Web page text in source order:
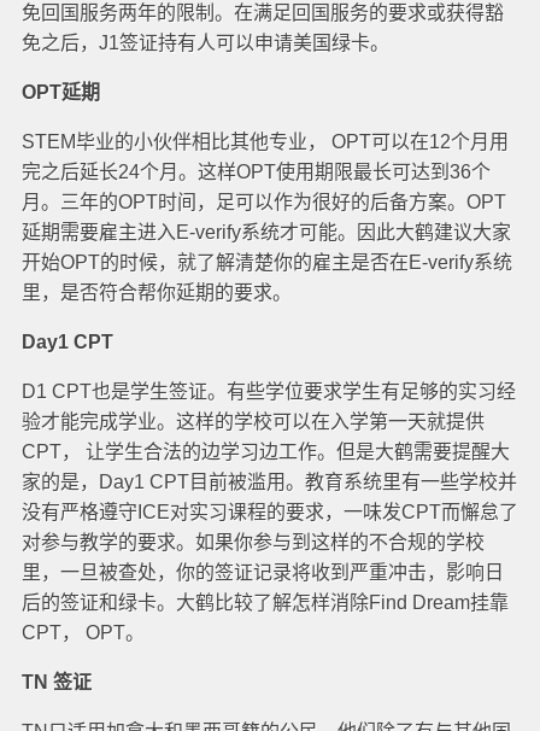
免回国服务两年的限制。在满足回国服务的要求或获得豁
免之后，J1签证持有人可以申请美国绿卡。
OPT延期
STEM毕业的小伙伴相比其他专业， OPT可以在12个月用
完之后延长24个月。这样OPT使用期限最长可达到36个
月。三年的OPT时间，足可以作为很好的后备方案。OPT
延期需要雇主进入E-verify系统才可能。因此大鹤建议大家
开始OPT的时候，就了解清楚你的雇主是否在E-verify系统
里，是否符合帮你延期的要求。
Day1 CPT
D1 CPT也是学生签证。有些学位要求学生有足够的实习经
验才能完成学业。这样的学校可以在入学第一天就提供
CPT， 让学生合法的边学习边工作。但是大鹤需要提醒大
家的是，Day1 CPT目前被滥用。教育系统里有一些学校并
没有严格遵守ICE对实习课程的要求，一味发CPT而懈怠了
对参与教学的要求。如果你参与到这样的不合规的学校
里，一旦被查处，你的签证记录将收到严重冲击，影响日
后的签证和绿卡。大鹤比较了解怎样消除Find Dream挂靠
CPT， OPT。
TN 签证